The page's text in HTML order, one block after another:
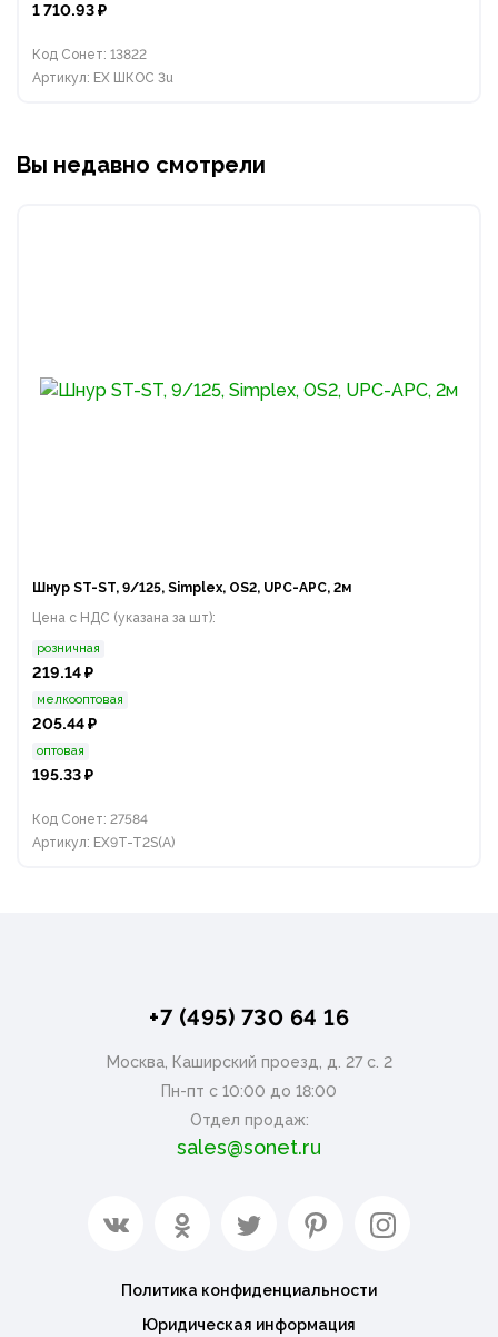
1 710.93 ₽
Код Сонет: 13822
Артикул: EX ШКОС 3u
Вы недавно смотрели
Шнур ST-ST, 9/125, Simplex, OS2, UPC-APC, 2м
Цена с НДС (указана за шт):
розничная
219.14 ₽
мелкооптовая
205.44 ₽
оптовая
195.33 ₽
Код Сонет: 27584
Артикул: EX9T-T2S(A)
+7 (495) 730 64 16
Москва, Каширский проезд, д. 27 с. 2
Пн-пт с 10:00 до 18:00
Отдел продаж:
sales@sonet.ru
Политика конфиденциальности
Юридическая информация